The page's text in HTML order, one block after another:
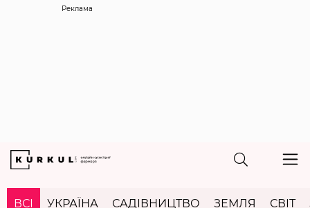
Реклама
ВСІ УКРАЇНА САДІВНИЦТВО ЗЕМЛЯ СВІТ